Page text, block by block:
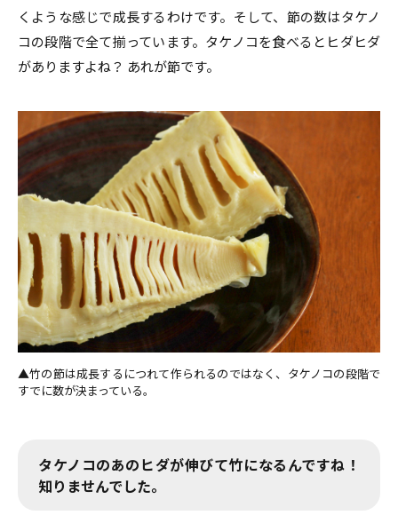
くような感じで成長するわけです。そして、節の数はタケノ
コの段階で全て揃っています。タケノコを食べるとヒダヒダ
がありますよね？ あれが節です。
竹の節は成長するにつれて作られるのではなく、タケノコの段階で
すでに数が決まっている。
タケノコのあのヒダが伸びて竹になるんですね！
知りませんでした。